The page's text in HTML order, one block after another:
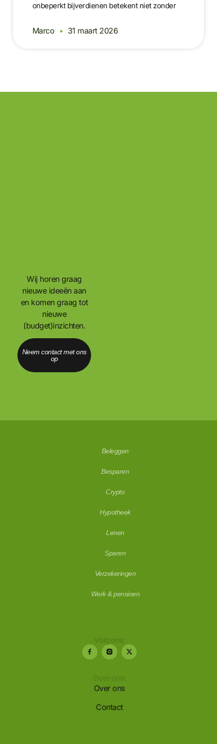
onbeperkt bijverdienen betekent niet zonder
Marco 31 maart 2026
Wij horen graag
nieuwe ideeën aan
en komen graag tot
nieuwe
(budget)inzichten.
Neem contact met ons
op
Beleggen
Besparen
Crypto
Hypotheek
Lenen
Sparen
Verzekeringen
Werk & pensioen
Over ons
Contact